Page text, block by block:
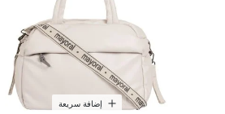
إضافة سريعة